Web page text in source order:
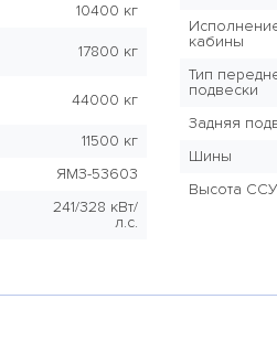
10400 кг
17800 кг
44000 кг
11500 кг
ЯМЗ-53603
241/328 кВт/
л.с.
кабины
Тип
подвески
Задняя
Шины
Высота ССУ